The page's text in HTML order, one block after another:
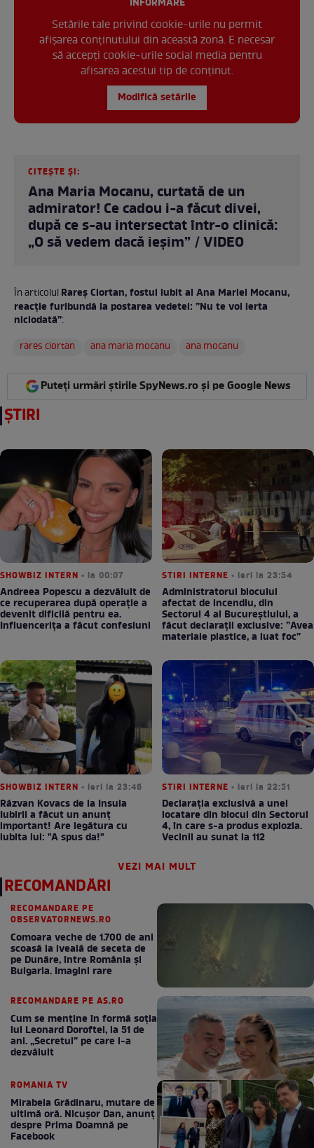
Setările tale privind cookie-urile nu permit
afișarea conținutului din această zonă. E necesar
să accepți cookie-urile social media pentru
afisarea acestui tip de conținut.
Modifică setările
CITEȘTE ȘI:
Ana Maria Mocanu, curtată de un
admirator! Ce cadou i-a făcut divei,
după ce s-au intersectat într-o clinică:
„O să vedem dacă ieșim” / VIDEO
În articolulRareș Ciortan, fostul iubit al Ana Mariei Mocanu,
reacție furibundă la postarea vedetei: ”Nu te voi ierta
niciodată”:
rares ciortan
ana maria mocanu ana mocanu
Puteți urmări știrile SpyNews.ro și pe Google News
ȘTIRI
SHOWBIZ INTERN • la 00:07
Andreea Popescu a dezvăluit de
ce recuperarea după operație a
devenit dificilă pentru ea.
Influencerița a făcut confesiuni
STIRI INTERNE • ieri la 23:54
Administratorul blocului
afectat de incendiu, din
Sectorul 4 al Bucureștiului, a
făcut declarații exclusive: ”Avea
materiale plastice, a luat foc”
SHOWBIZ INTERN • ieri la 23:46
Răzvan Kovacs de la Insula
Iubirii a făcut un anunț
important! Are legătura cu
iubita lui: "A spus da!"
STIRI INTERNE • ieri la 22:51
Declarația exclusivă a unei
locatare din blocul din Sectorul
4, în care s-a produs explozia.
Vecinii au sunat la 112
VEZI MAI MULT
RECOMANDĂRI
RECOMANDARE PE
OBSERVATORNEWS.RO
Comoara veche de 1.700 de ani
scoasă la iveală de seceta de
pe Dunăre, între România şi
Bulgaria. Imagini rare
RECOMANDARE PE AS.RO
Cum se menţine în formă soţia
lui Leonard Doroftei, la 51 de
ani. „Secretul” pe care l-a
dezvăluit
ROMANIA TV
Mirabela Grădinaru, mutare de
ultimă oră. Nicuşor Dan, anunţ
despre Prima Doamnă pe
Facebook